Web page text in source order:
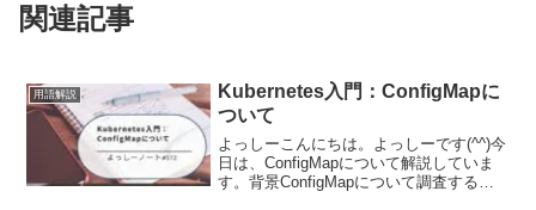
関連記事
用語解説
Kubernetes入門：ConfigMapに
ついて
よっしーこんにちは。よっしーです(^^)今
日は、ConfigMapについて解説していま
す。背景ConfigMapについて調査する機